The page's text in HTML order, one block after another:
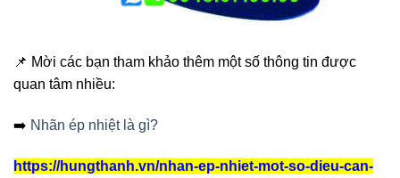
📌 Mời các bạn tham khảo thêm một số thông tin được
quan tâm nhiều:
➡️ Nhãn ép nhiệt là gì?
https://hungthanh.vn/nhan-ep-nhiet-mot-so-dieu-can-